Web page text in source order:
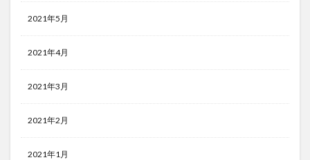
2021年5月
2021年4月
2021年3月
2021年2月
2021年1月